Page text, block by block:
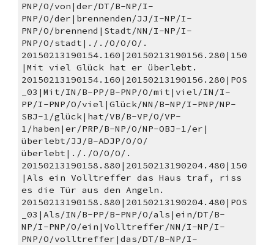
PNP/O/von|der/DT/B-NP/I-
PNP/O/der|brennenden/JJ/I-NP/I-
PNP/O/brennend|Stadt/NN/I-NP/I-
PNP/O/stadt|././O/O/O/.
20150213190154.160|20150213190156.280|150
|Mit viel Glück hat er überlebt.
20150213190154.160|20150213190156.280|POS
_03|Mit/IN/B-PP/B-PNP/O/mit|viel/IN/I-
PP/I-PNP/O/viel|Glück/NN/B-NP/I-PNP/NP-
SBJ-1/glück|hat/VB/B-VP/O/VP-
1/haben|er/PRP/B-NP/O/NP-OBJ-1/er|
überlebt/JJ/B-ADJP/O/O/
überlebt|././O/O/O/.
20150213190158.880|20150213190204.480|150
|Als ein Volltreffer das Haus traf, riss
es die Tür aus den Angeln.
20150213190158.880|20150213190204.480|POS
_03|Als/IN/B-PP/B-PNP/O/als|ein/DT/B-
NP/I-PNP/O/ein|Volltreffer/NN/I-NP/I-
PNP/O/volltreffer|das/DT/B-NP/I-